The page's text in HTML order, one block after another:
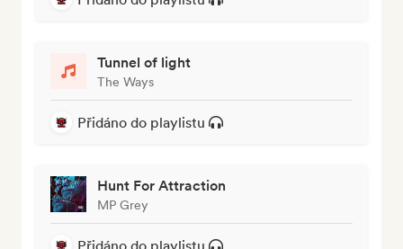
Tunnel of light
The Ways
Přidáno do playlistu
Hunt For Attraction
MP Grey
Přidáno do playlistu